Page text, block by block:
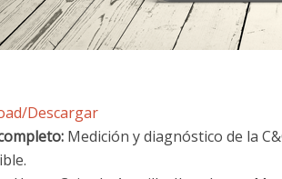
Descargar
Medición y diagnóstico de la